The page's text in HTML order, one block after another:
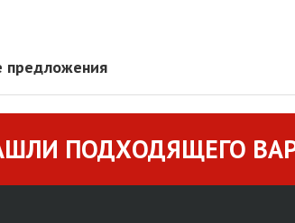
предложения
ПОДХОДЯЩЕГО